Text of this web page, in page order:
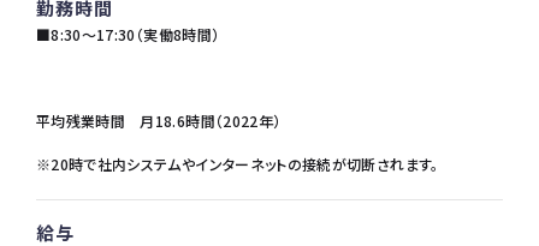
勤務時間
■8:30～17:30（実働8時間）
平均残業時間 月18.6時間（2022年）
※20時で社内システムやインターネットの接続が切断されます。
給与